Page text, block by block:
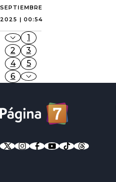
SEPTIEMBRE
2025 | 00:54
1
2
3
4
5
6